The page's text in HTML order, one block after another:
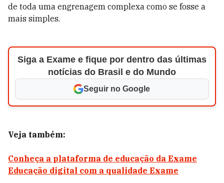
de toda uma engrenagem complexa como se fosse a
mais simples.
Siga a Exame e fique por dentro das últimas
notícias do Brasil e do Mundo
Seguir no Google
Veja também:
Conheça a plataforma de educação da Exame
Educação digital com a qualidade Exame